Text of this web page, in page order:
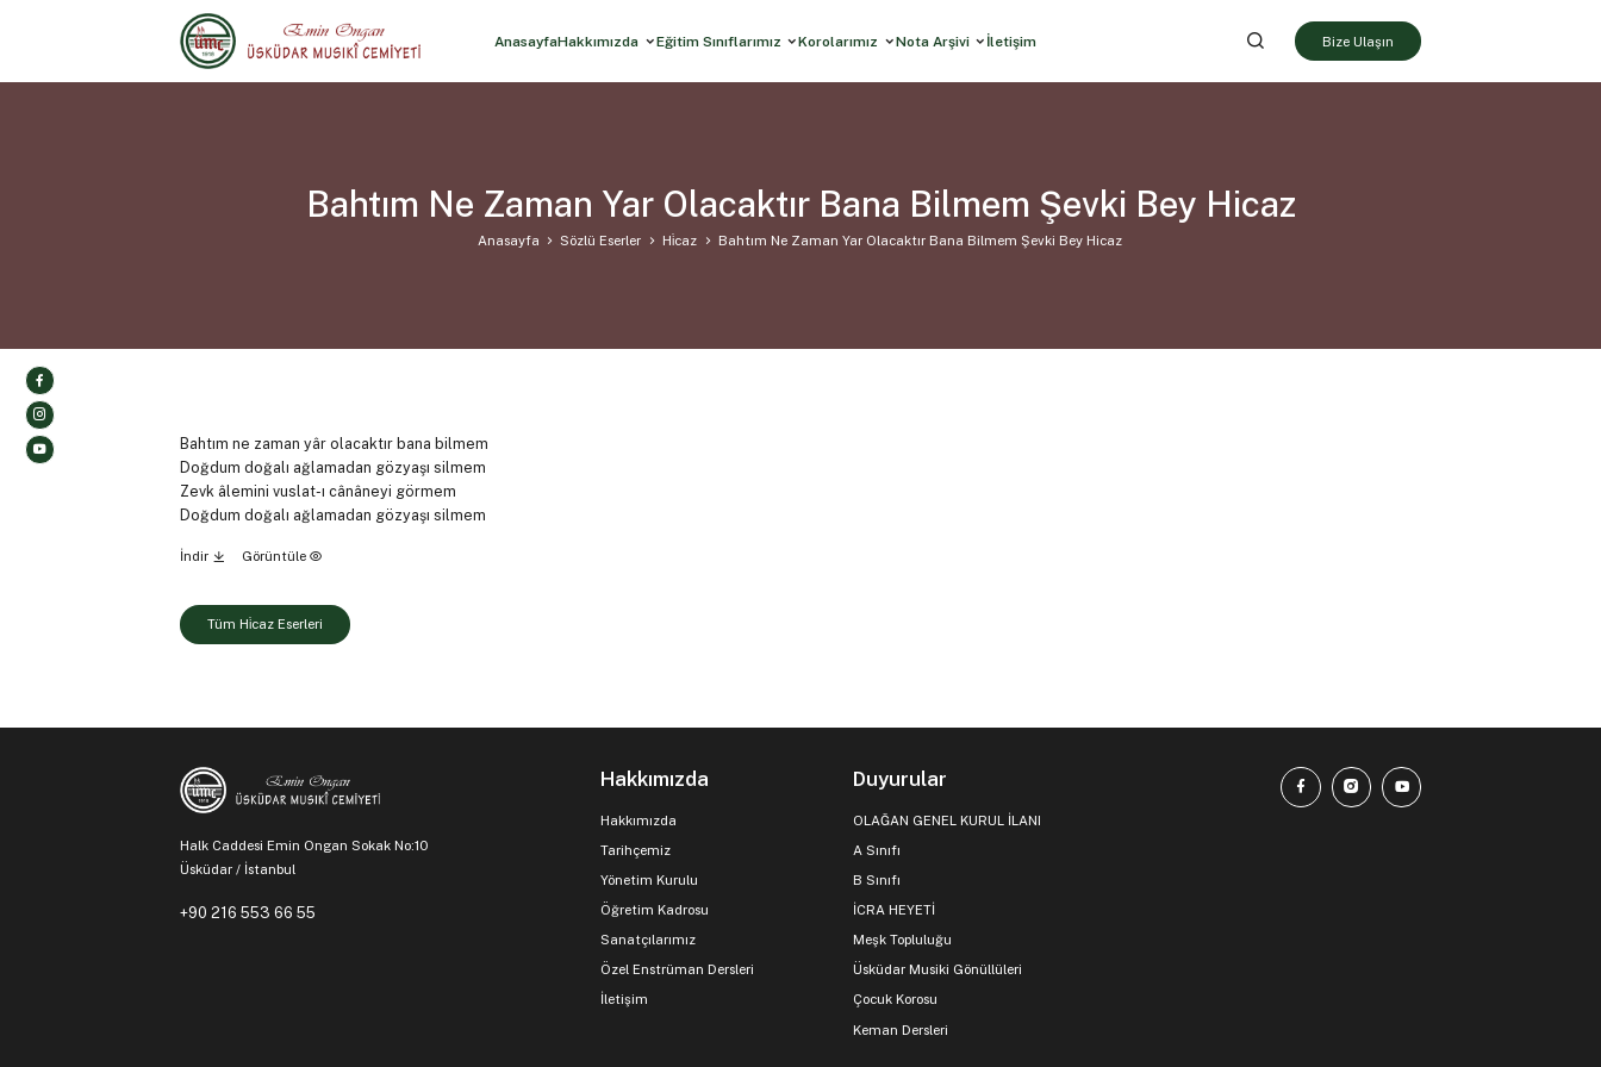
AnasayfaHakkımızda Eğitim Sınıflarımız Korolarımız Nota Arşivi İletişim Bize Ulaşın
Bahtım Ne Zaman Yar Olacaktır Bana Bilmem Şevki Bey Hicaz
Anasayfa Sözlü Eserler Hi̇caz Bahtım Ne Zaman Yar Olacaktır Bana Bilmem Şevki Bey Hicaz
Bahtım ne zaman yâr olacaktır bana bilmem
Doğdum doğalı ağlamadan gözyaşı silmem
Zevk âlemini vuslat-ı cânâneyi görmem
Doğdum doğalı ağlamadan gözyaşı silmem
İndir Görüntüle
Tüm Hi̇caz Eserleri
Halk Caddesi Emin Ongan Sokak No:10
Üsküdar / İstanbul
+90 216 553 66 55
Hakkımızda
Hakkımızda
Tarihçemiz
Yönetim Kurulu
Öğretim Kadrosu
Sanatçılarımız
Özel Enstrüman Dersleri
İletişim
Duyurular
OLAĞAN GENEL KURUL İLANI
A Sınıfı
B Sınıfı
İCRA HEYETİ
Meşk Topluluğu
Üsküdar Musiki Gönüllüleri
Çocuk Korosu
Keman Dersleri